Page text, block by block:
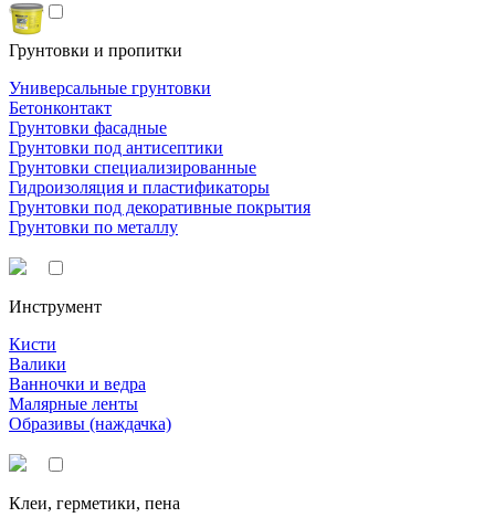
Грунтовки и пропитки
Универсальные грунтовки
Бетонконтакт
Грунтовки фасадные
Грунтовки под антисептики
Грунтовки специализированные
Гидроизоляция и пластификаторы
Грунтовки под декоративные покрытия
Грунтовки по металлу
Инструмент
Кисти
Валики
Ванночки и ведра
Малярные ленты
Образивы (наждачка)
Клеи, герметики, пена